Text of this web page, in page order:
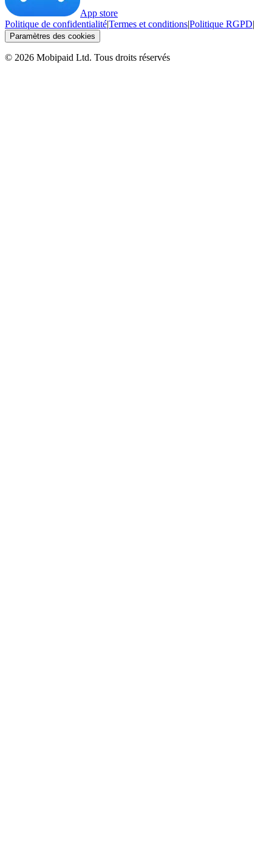
App store
Politique de confidentialité|Termes et conditions|Politique RGPD|
Paramètres des cookies
© 2026 Mobipaid Ltd. Tous droits réservés